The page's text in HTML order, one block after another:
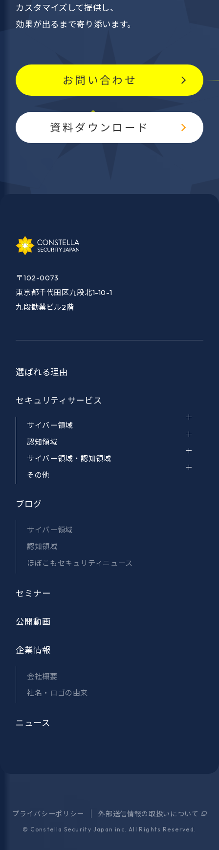
カスタマイズして提供し、
効果が出るまで寄り添います。
お問い合わせ
資料ダウンロード
〒102-0073
東京都千代田区九段北1-10-1
九段勧業ビル2階
選ばれる理由
セキュリティサービス
サイバー領域
認知領域
サイバー領域・認知領域
その他
ブログ
サイバー領域
認知領域
ほぼこもセキュリティニュース
セミナー
公開動画
企業情報
会社概要
社名・ロゴの由来
ニュース
プライバシーポリシー 外部送信情報の取扱いについて
© Constella Security Japan inc. All Rights Reserved.